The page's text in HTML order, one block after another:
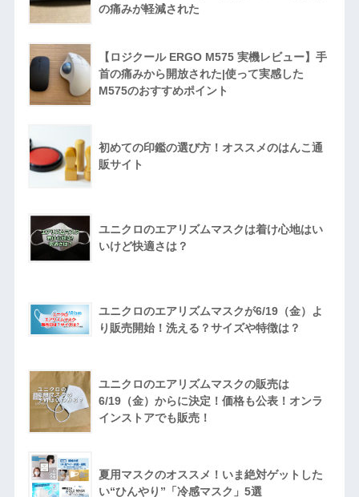
の痛みが軽減された
【ロジクール ERGO M575 実機レビュー】手
首の痛みから開放された|使って実感した
M575のおすすめポイント
初めての印鑑の選び方！オススメのはんこ通
販サイト
ユニクロのエアリズムマスクは着け心地はい
いけど快適さは？
ユニクロのエアリズムマスクが6/19（金）よ
り販売開始！洗える？サイズや特徴は？
ユニクロのエアリズムマスクの販売は
6/19（金）からに決定！価格も公表！オンラ
インストアでも販売！
夏用マスクのオススメ！いま絶対ゲットした
い“ひんやり”「冷感マスク」5選